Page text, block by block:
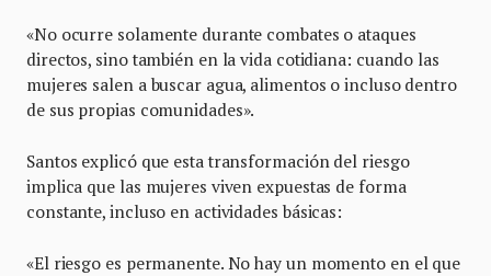
«No ocurre solamente durante combates o ataques
directos, sino también en la vida cotidiana: cuando las
mujeres salen a buscar agua, alimentos o incluso dentro
de sus propias comunidades».
Santos explicó que esta transformación del riesgo
implica que las mujeres viven expuestas de forma
constante, incluso en actividades básicas:
«El riesgo es permanente. No hay un momento en el que